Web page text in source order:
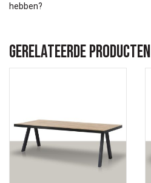
hebben?
Gerelateerde producten